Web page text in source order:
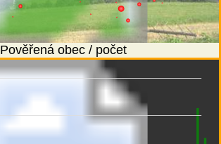
Pověřená obec / počet